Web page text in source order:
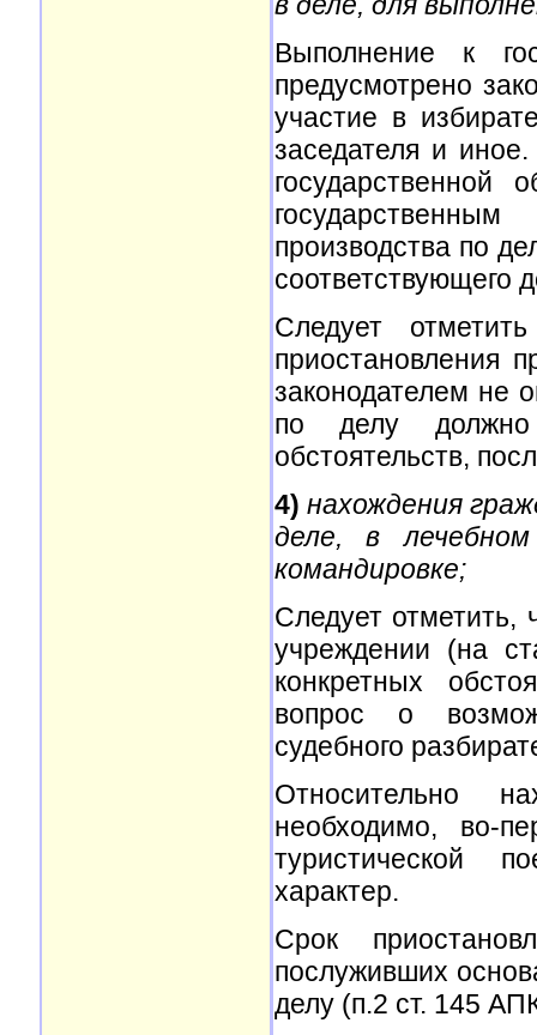
Выполнение к
предусмотрено
участие в
заседателя и
государственной
производства по
соответствующего
Следует
приостановления
законодателем не
по делу должно
обстоятельств,
4) нахождения
деле, в
командировке;
Следует отметить,
учреждении (на
конкретных
вопрос о
судебного
Относительно
необходимо, во-
туристической
характер.
Срок
послуживших
делу (п.2 ст. 145